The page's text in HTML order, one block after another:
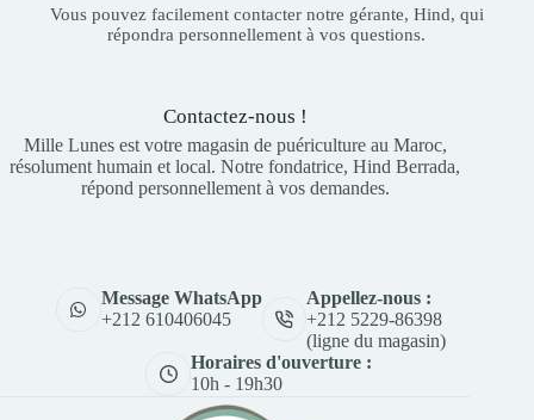
Vous pouvez facilement contacter notre gérante, Hind, qui
répondra personnellement à vos questions.
Contactez-nous !
Mille Lunes est votre magasin de puériculture au Maroc,
résolument humain et local. Notre fondatrice, Hind Berrada,
répond personnellement à vos demandes.
Message WhatsApp
+212 610406045
Appellez-nous :
+212 5229-86398
(ligne du magasin)
Horaires d'ouverture :
10h - 19h30